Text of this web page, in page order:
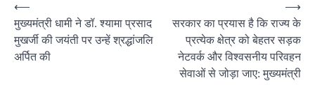
Post
navigation
⟵
मुख्यमंत्री धामी ने डॉ. श्यामा प्रसाद
मुखर्जी की जयंती पर उन्हें श्रद्धांजलि
अर्पित की
सरकार का प्रयास है कि राज्य के
प्रत्येक क्षेत्र को बेहतर सड़क
नेटवर्क और विश्वसनीय परिवहन
सेवाओं से जोड़ा जाए: मुख्यमंत्री
⟶